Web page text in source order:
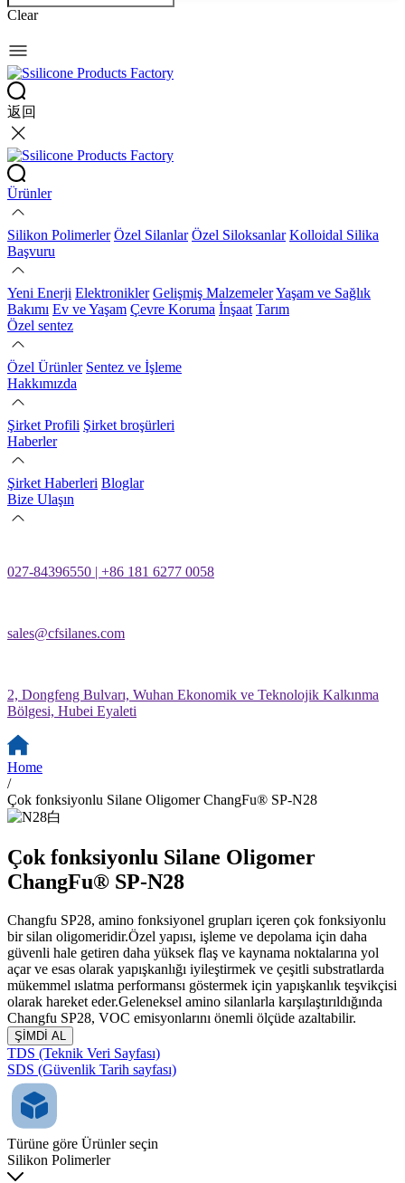
Clear
返回
Ürünler
Silikon Polimerler Özel Silanlar Özel Siloksanlar Kolloidal Silika
Başvuru
Yeni Enerji Elektronikler Gelişmiş MalzemelerYaşam ve Sağlık
Bakımı Ev ve Yaşam Çevre Koruma İnşaat Tarım
Özel sentez
Özel Ürünler Sentez ve İşleme
Hakkımızda
Şirket Profili Şirket broşürleri
Haberler
Şirket Haberleri Bloglar
Bize Ulaşın
027-84396550 | +86 181 6277 0058
sales@cfsilanes.com
2, Dongfeng Bulvarı, Wuhan Ekonomik ve Teknolojik Kalkınma
Bölgesi, Hubei Eyaleti
Home
/
Çok fonksiyonlu Silane Oligomer ChangFu® SP-N28
Çok fonksiyonlu Silane Oligomer
ChangFu® SP-N28
Changfu SP28, amino fonksiyonel grupları içeren çok fonksiyonlu
bir silan oligomeridir.Özel yapısı, işleme ve depolama için daha
güvenli hale getiren daha yüksek flaş ve kaynama noktalarına yol
açar ve esas olarak yapışkanlığı iyileştirmek ve çeşitli substratlarda
mükemmel ıslatma performansı göstermek için yapışkanlık teşvikçisi
olarak hareket eder.Geleneksel amino silanlarla karşılaştırıldığında
Changfu SP28, VOC emisyonlarını önemli ölçüde azaltabilir.
ŞİMDİ AL
TDS (Teknik Veri Sayfası)
SDS (Güvenlik Tarih sayfası)
Türüne göre Ürünler seçin
Silikon Polimerler